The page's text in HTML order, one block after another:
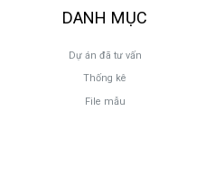
DANH MỤC
Dự án đã tư vấn
Thống kê
File mẫu